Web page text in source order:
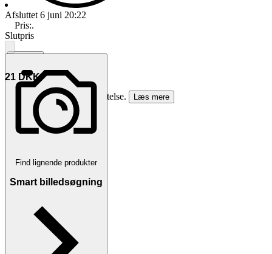
Afsluttet 6 juni 20:22
Slutpris
∙
21 DKK
24 DKK med køberbeskyttelse.
Læs mere
tommal vandt auktionen
BetalingVia Tradera
Pris:.
Find lignende produkter
Smart billedsøgning